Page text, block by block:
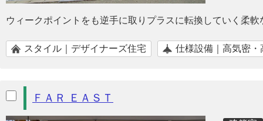
ウィークポイントをも逆手に取りプラスに転換していく柔
スタイル｜デザイナーズ住宅 仕様設備｜高気密・
ＦＡＲ ＥＡＳＴ